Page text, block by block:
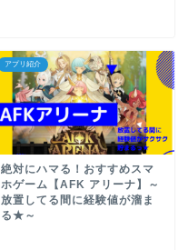
アプリ紹介
絶対にハマる！おすすめスマ
ホゲーム【AFK アリーナ】～
放置してる間に経験値が溜ま
る★～